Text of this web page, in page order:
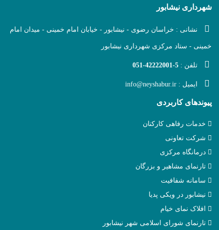
شهرداری نیشابور
نشانی : خراسان رضوی - نیشابور - خیابان امام خمینی - میدان امام
خمینی - ستاد مرکزی شهرداری نیشابور
تلفن : 051-42222001-5
ایمیل : info@neyshabur.ir
پیوندهای کاربردی
خدمات رفاهی کارکنان
شرکت تعاونی
درمانگاه مرکزی
تارنمای مشاهیر و بزرگان
سامانه شفافیت
نیشابور در ویکی پدیا
افلاک نمای خیام
تارنمای شورای اسلامی شهر نیشابور